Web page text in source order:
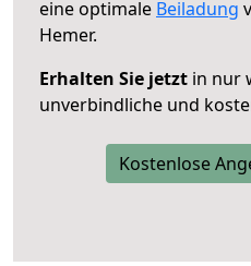
eine optimale Beiladung
Hemer.
Erhalten Sie jetzt in nur
unverbindliche und
Kostenlose